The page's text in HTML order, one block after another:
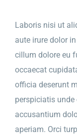
Laboris nisi ut
aute irure dolor
cillum dolore eu
occaecat
officia deserunt
perspiciatis
accusantium
aperiam. Orci